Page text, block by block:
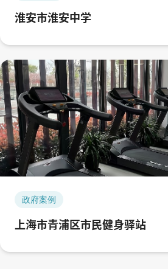
淮安市淮安中学
政府案例
上海市青浦区市民健身驿站